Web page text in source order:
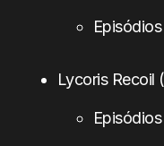
Lycoris Recoil